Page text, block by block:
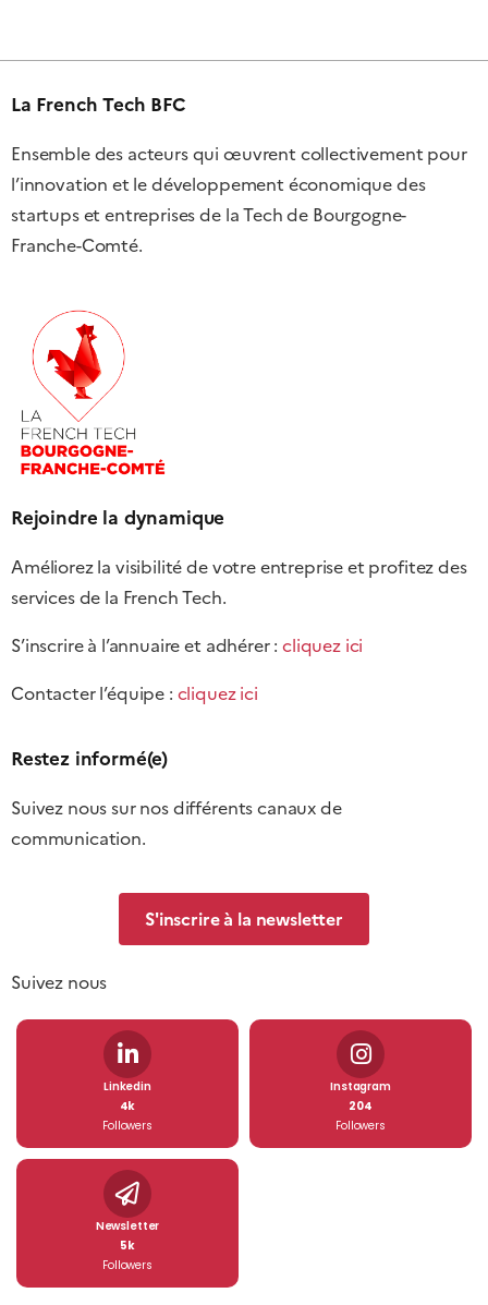
La French Tech BFC
Ensemble des acteurs qui œuvrent collectivement pour
l’innovation et le développement économique des
startups et entreprises de la Tech de Bourgogne-
Franche-Comté.
Rejoindre la dynamique
Améliorez la visibilité de votre entreprise et profitez des
services de la French Tech.
S’inscrire à l’annuaire et adhérer :cliquez ici
Contacter l’équipe : cliquez ici
Restez informé(e)
Suivez nous sur nos différents canaux de
communication.
S'inscrire à la newsletter
Suivez nous
Linkedin
4k
Followers
Instagram
204
Followers
Newsletter
5k
Followers